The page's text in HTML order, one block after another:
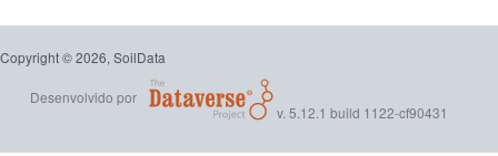
Copyright © 2026, SoilData
Desenvolvido por
v. 5.12.1 build 1122-cf90431